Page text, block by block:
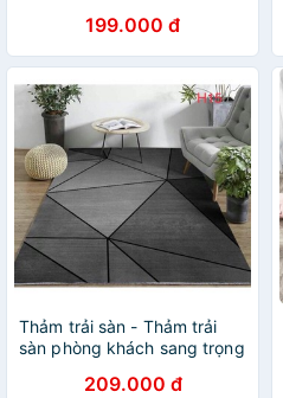
199.000 đ
Thảm trải sàn - Thảm trải
sàn phòng khách sang trọng
209.000 đ